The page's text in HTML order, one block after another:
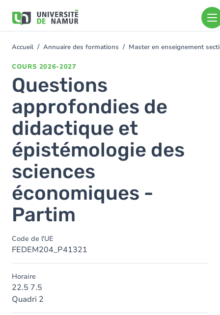
contenu
You
Accueil Annuaire des formations Master en enseignement
COURS 2026-2027
Questions
approfondies de
didactique et
épistémologie des
sciences
économiques -
Partim
Code de l'UE
FEDEM204_P41321
Horaire
22.5 7.5
Quadri 2